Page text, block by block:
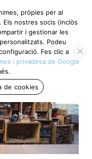
pròpies per al
nostres socis (inclòs
i gestionar les
Podeu
Fes clic a
i privadesa de Google
de cookies